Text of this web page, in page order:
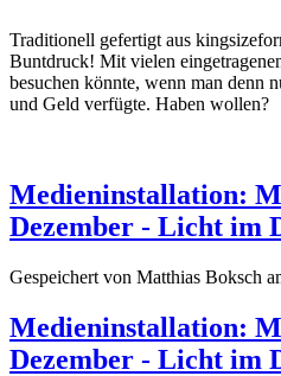
Traditionell gefertigt aus
Buntdruck! Mit vielen
besuchen könnte, wenn man denn
und Geld verfügte. Haben wollen?
Medieninstallation:
Dezember - Licht im
Gespeichert von Matthias Boksch
Medieninstallation:
Dezember - Licht im